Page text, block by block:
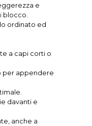
e
blocco.
ordinato ed
a capi corti o
per appendere
davanti e
anche a